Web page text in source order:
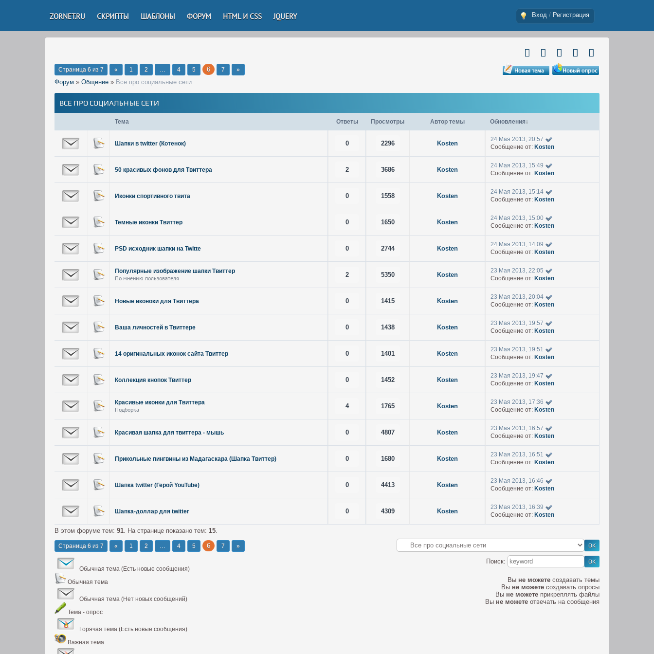
ZORNET.RU СКРИПТЫ ШАБЛОНЫ ФОРУМ HTML И CSS JQUERY Вход / Регистрация
Страница 6 из 7 « 1 2 … 4 5 6 7 »
Форум » Общение » Все про социальные сети
ВСЕ ПРО СОЦИАЛЬНЫЕ СЕТИ
Тема Ответы Просмотры Автор темы Обновления↓
Шапки в twitter (Котенок) 0 2296 Kosten
24 Мая 2013, 20:57
Сообщение от: Kosten
50 красивых фонов для Твиттера 2 3686 Kosten
24 Мая 2013, 15:49
Сообщение от: Kosten
Иконки спортивного твита 0 1558 Kosten
24 Мая 2013, 15:14
Сообщение от: Kosten
Темные иконки Твиттер 0 1650 Kosten
24 Мая 2013, 15:00
Сообщение от: Kosten
PSD исходник шапки на Twitte 0 2744 Kosten
24 Мая 2013, 14:09
Сообщение от: Kosten
Популярные изображение шапки Твиттер
По мнению пользователя 2 5350 Kosten
23 Мая 2013, 22:05
Сообщение от: Kosten
Новые иконоки для Твиттера 0 1415 Kosten
23 Мая 2013, 20:04
Сообщение от: Kosten
Ваша личностей в Твиттере 0 1438 Kosten
23 Мая 2013, 19:57
Сообщение от: Kosten
14 оригинальных иконок сайта Твиттер 0 1401 Kosten
23 Мая 2013, 19:51
Сообщение от: Kosten
Коллекция кнопок Твиттер 0 1452 Kosten
23 Мая 2013, 19:47
Сообщение от: Kosten
Красивые иконки для Твиттера
Подборка 4 1765 Kosten
23 Мая 2013, 17:36
Сообщение от: Kosten
Красивая шапка для твиттера - мышь 0 4807 Kosten
23 Мая 2013, 16:57
Сообщение от: Kosten
Прикольные пингвины из Мадагаскара (Шапка Твиттер) 0 1680 Kosten
23 Мая 2013, 16:51
Сообщение от: Kosten
Шапка twitter (Герой YouTube) 0 4413 Kosten
23 Мая 2013, 16:46
Сообщение от: Kosten
Шапка-доллар для twitter 0 4309 Kosten
23 Мая 2013, 16:39
Сообщение от: Kosten
В этом форуме тем: 91. На странице показано тем: 15.
Страница 6 из 7 « 1 2 … 4 5 6 7 »
Обычная тема (Есть новые сообщения)
Обычная тема
Обычная тема (Нет новых сообщений)
Тема - опрос
Горячая тема (Есть новые сообщения)
Важная тема
Поиск:
Вы не можете создавать темы
Вы не можете создавать опросы
Вы не можете прикреплять файлы
Вы не можете отвечать на сообщения